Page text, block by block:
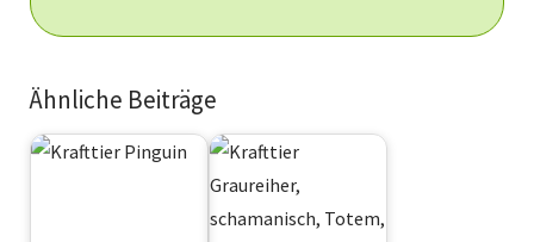
Ähnliche Beiträge